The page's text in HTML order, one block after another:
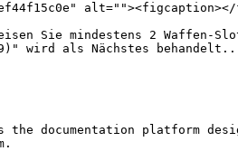
Sie mindestens 2 Waffen-
wird als Nächstes
documentation platform